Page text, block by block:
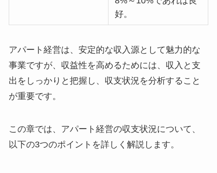
好。
アパート経営は、安定的な収入源として魅力的な
事業ですが、収益性を高めるためには、収入と支
出をしっかりと把握し、収支状況を分析すること
が重要です。
この章では、アパート経営の収支状況について、
以下の3つのポイントを詳しく解説します。